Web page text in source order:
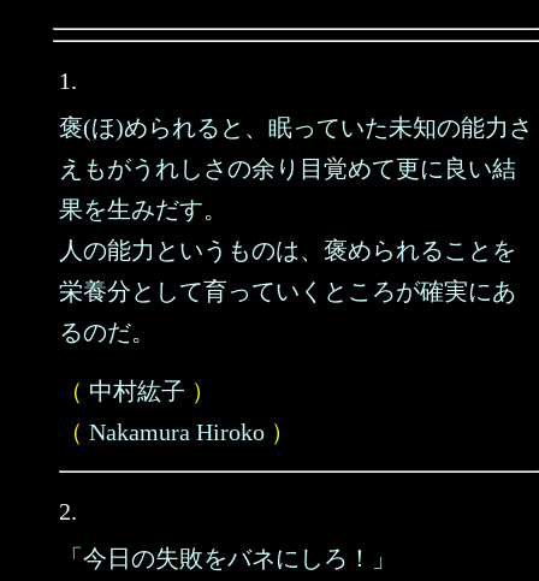
1.
褒(ほ)められると、眠っていた未知の能力さ
えもがうれしさの余り目覚めて更に良い結
果を生みだす。
人の能力というものは、褒められることを
栄養分として育っていくところが確実にあ
るのだ。
（ 中村紘子 ）
（ Nakamura Hiroko ）
2.
「今日の失敗をバネにしろ！」